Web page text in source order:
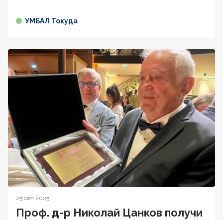
УМБАЛ Токуда
25 сеп 2025
Проф. д-р Николай Цанков получи